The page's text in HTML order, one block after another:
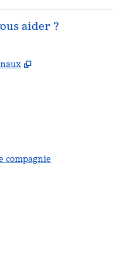
aider ?
,
compagnie